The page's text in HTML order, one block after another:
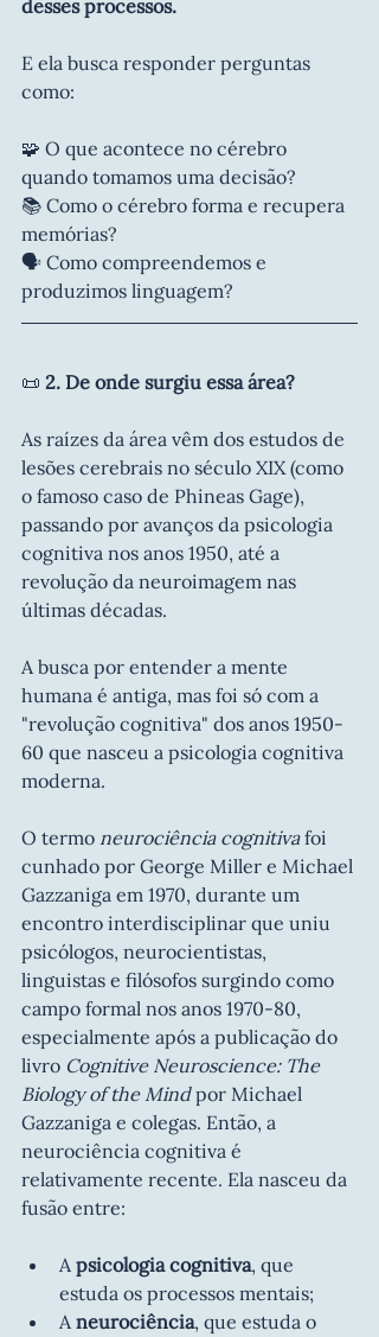
desses processos.
E ela busca responder perguntas
como:
🧩 O que acontece no cérebro
quando tomamos uma decisão?
📚 Como o cérebro forma e recupera
memórias?
🗣️ Como compreendemos e
produzimos linguagem?
📜 2. De onde surgiu essa área?
As raízes da área vêm dos estudos de
lesões cerebrais no século XIX (como
o famoso caso de Phineas Gage),
passando por avanços da psicologia
cognitiva nos anos 1950, até a
revolução da neuroimagem nas
últimas décadas.
A busca por entender a mente
humana é antiga, mas foi só com a
"revolução cognitiva" dos anos 1950-
60 que nasceu a psicologia cognitiva
moderna.
O termo neurociência cognitiva foi
cunhado por George Miller e Michael
Gazzaniga em 1970, durante um
encontro interdisciplinar que uniu
psicólogos, neurocientistas,
linguistas e filósofos surgindo como
campo formal nos anos 1970-80,
especialmente após a publicação do
livro Cognitive Neuroscience: The
Biology of the Mind por Michael
Gazzaniga e colegas. Então, a
neurociência cognitiva é
relativamente recente. Ela nasceu da
fusão entre:
A psicologia cognitiva, que
estuda os processos mentais;
A neurociência, que estuda o